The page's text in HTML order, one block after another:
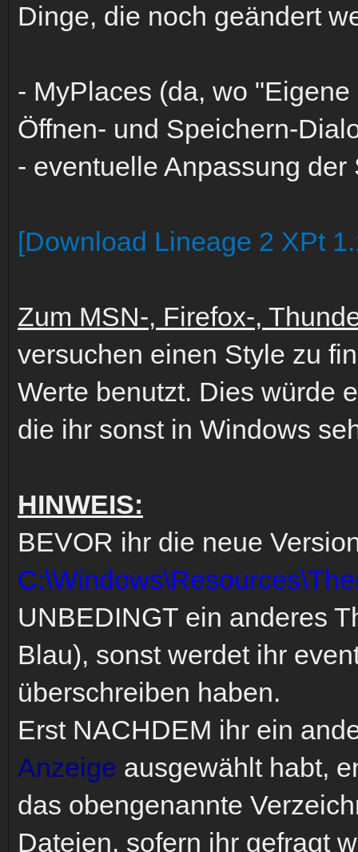
Dinge, die noch geändert
- MyPlaces (da, wo
Öffnen- und Speichern-
- eventuelle Anpassung
[Download Lineage 2 XPt
Zum MSN-, Firefox-,
versuchen einen Style zu
Werte benutzt. Dies würde
die ihr sonst in Windows
HINWEIS:
BEVOR ihr die neue
UNBEDINGT ein anderes
Blau), sonst werdet ihr
überschreiben haben.
Erst NACHDEM ihr ein
Anzeige ausgewählt habt,
das obengenannte
Dateien, sofern ihr gefragt